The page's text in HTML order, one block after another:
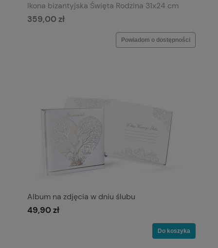
Ikona bizantyjska Święta Rodzina 31x24 cm
359,00 zł
Powiadom o dostępności
Album na zdjęcia w dniu ślubu
49,90 zł
Do koszyka